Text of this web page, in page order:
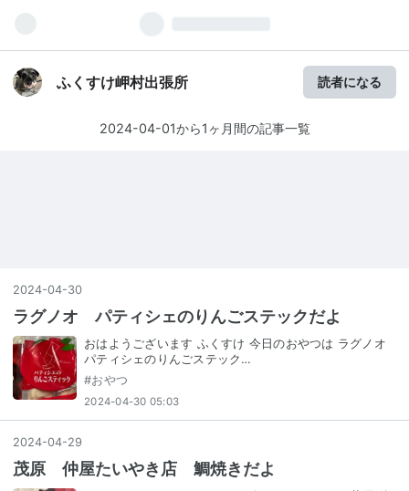
ふくすけ岬村出張所 読者になる
2024-04-01から1ヶ月間の記事一覧
2024-04-30
ラグノオ パティシェのりんごステックだよ
おはようございます ふくすけ 今日のおやつは ラグノオ
パティシェのりんごステック…
#おやつ
2024-04-30 05:03
2024-04-29
茂原 仲屋たいやき店 鯛焼きだよ